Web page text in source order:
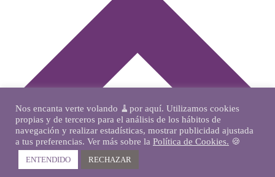
Nos encanta verte volando 🧹por aquí. Utilizamos cookies
propias y de terceros para el análisis de los hábitos de
navegación y realizar estadísticas, mostrar publicidad ajustada
a tus preferencias. Ver más sobre la Política de Cookies. 🍪
ENTENDIDO RECHAZAR